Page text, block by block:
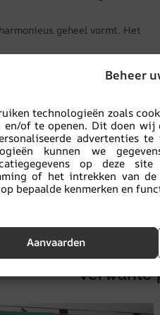
Beheer
technologieën zoals
en/of te openen. Dit doen
advertenties
kunnen we
op deze
of het intrekken van
bepaalde kenmerken en
Aanvaarden
geheel vormt. Het
is een uitstekende keuze
knus effect wilt creëren.
,Grijs tinten ,Kleuren,Roze
Voor de slaapkamer,Voor de
Verwante